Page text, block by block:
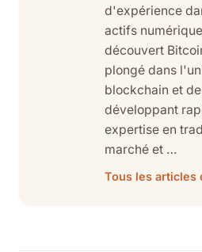
d'expérience
actifs
découvert
plongé dans
blockchain et
développant
expertise en
marché et …
Tous les articles